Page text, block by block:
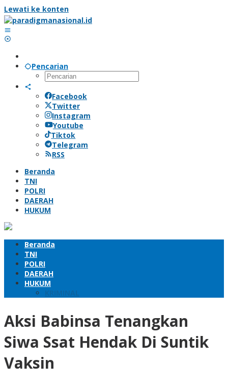
Lewati ke konten
Pencarian
Facebook
Twitter
Instagram
Youtube
Tiktok
Telegram
RSS
Beranda
TNI
POLRI
DAERAH
HUKUM
Beranda
TNI
POLRI
DAERAH
HUKUM
KRIMINAL
Aksi Babinsa Tenangkan
Siwa Ssat Hendak Di Suntik
Vaksin